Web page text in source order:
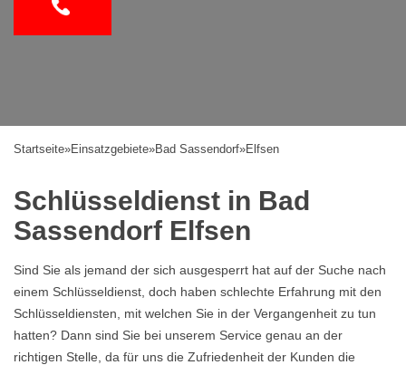
Startseite»Einsatzgebiete»Bad Sassendorf»Elfsen
Schlüsseldienst in Bad
Sassendorf Elfsen
Sind Sie als jemand der sich ausgesperrt hat auf der Suche nach
einem Schlüsseldienst, doch haben schlechte Erfahrung mit den
Schlüsseldiensten, mit welchen Sie in der Vergangenheit zu tun
hatten? Dann sind Sie bei unserem Service genau an der
richtigen Stelle, da für uns die Zufriedenheit der Kunden die